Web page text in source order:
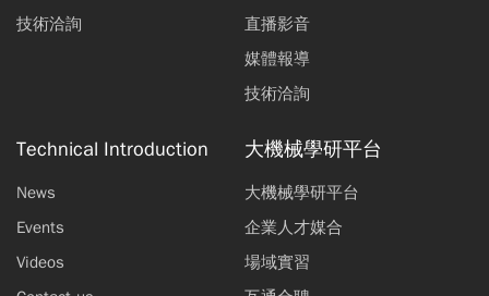
技術洽詢
直播影音
媒體報導
技術洽詢
Technical Introduction
News
Events
Videos
大機械學研平台
大機械學研平台
企業人才媒合
場域實習